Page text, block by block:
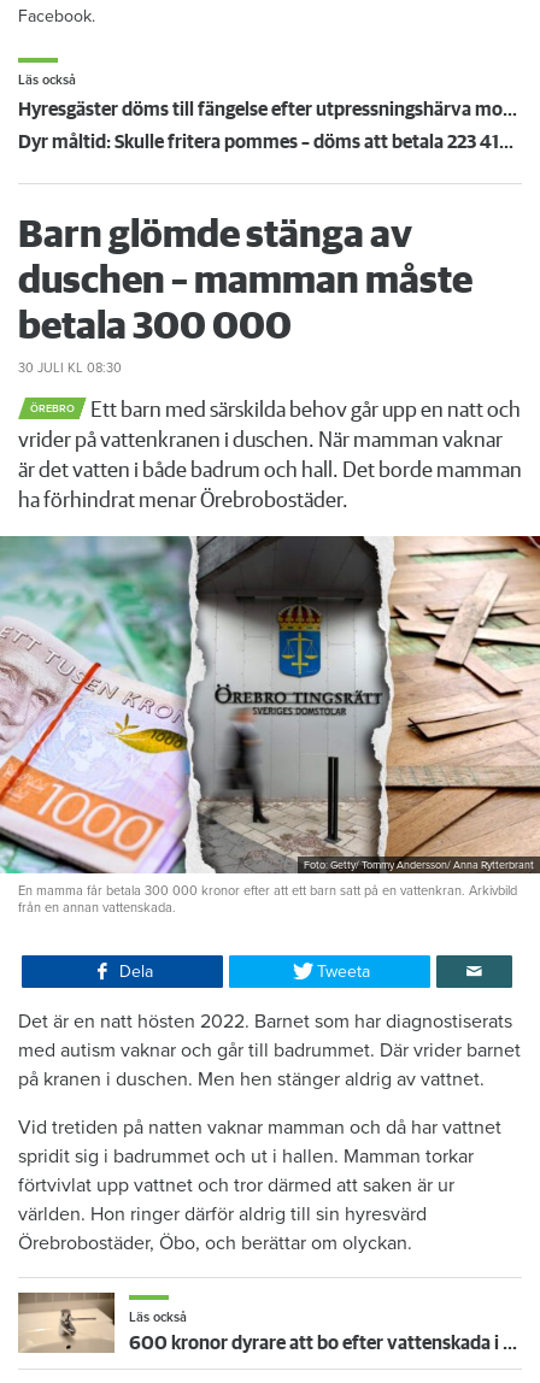
Facebook.
Läs också
Hyresgäster döms till fängelse efter utpressningshärva mot värden
Dyr måltid: Skulle fritera pommes – döms att betala 223 419 kronor för köksbrand
Barn glömde stänga av
duschen – mamman måste
betala 300 000
30 JULI KL 08:30
ÖREBRO
Ett barn med särskilda behov går upp en natt och
vrider på vattenkranen i duschen. När mamman vaknar
är det vatten i både badrum och hall. Det borde mamman
ha förhindrat menar Örebrobostäder.
Foto: Getty/ Tommy Andersson/ Anna Rytterbrant
En mamma får betala 300 000 kronor efter att ett barn satt på en vattenkran. Arkivbild
från en annan vattenskada.
Dela Tweeta
Det är en natt hösten 2022. Barnet som har diagnostiserats
med autism vaknar och går till badrummet. Där vrider barnet
på kranen i duschen. Men hen stänger aldrig av vattnet.
Vid tretiden på natten vaknar mamman och då har vattnet
spridit sig i badrummet och ut i hallen. Mamman torkar
förtvivlat upp vattnet och tror därmed att saken är ur
världen. Hon ringer därför aldrig till sin hyresvärd
Örebrobostäder, Öbo, och berättar om olyckan.
Läs också
600 kronor dyrare att bo efter vattenskada i Varberg